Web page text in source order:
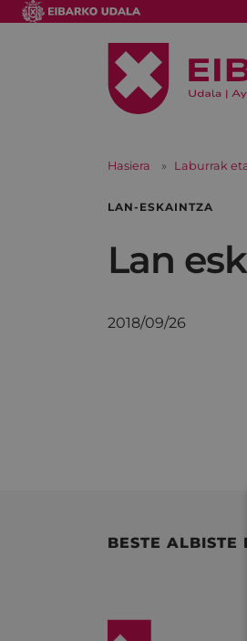
Hasiera Laburrak
LAN-ESKAINTZA
Lan
2018/09/26
BESTE ALBISTE